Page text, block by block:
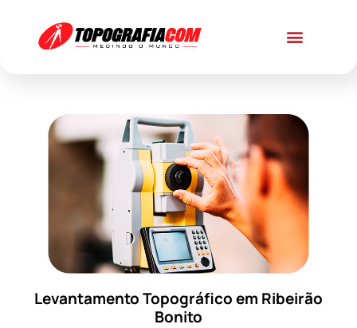
Levantamento Topográfico em Ribeirão
Bonito